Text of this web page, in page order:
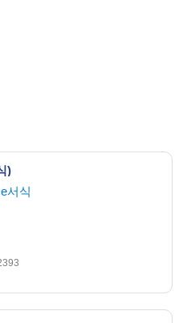
)
서식